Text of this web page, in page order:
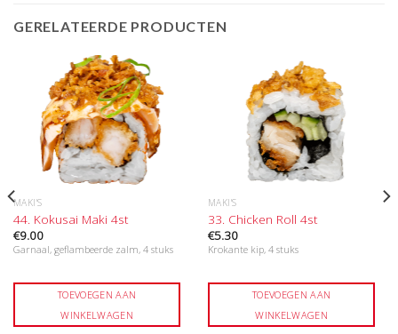
GERELATEERDE PRODUCTEN
MAKI'S
44. Kokusai Maki 4st
€9.00
Garnaal, geflambeerde zalm, 4 stuks
TOEVOEGEN AAN
WINKELWAGEN
MAKI'S
33. Chicken Roll 4st
€5.30
Krokante kip, 4 stuks
TOEVOEGEN AAN
WINKELWAGEN